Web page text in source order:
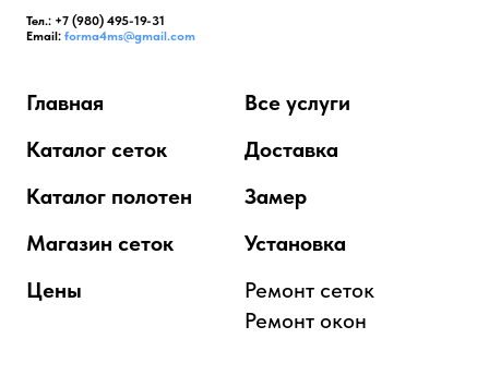
Тел.: +7 (980) 495-19-31
Email: forma4ms@gmail.com
Главная
Каталог сеток
Каталог полотен
Магазин сеток
Цены
Все услуги
Доставка
Замер
Установка
Ремонт сеток
Ремонт окон